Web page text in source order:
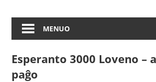
MENUO
Esperanto 3000 Loveno –
paĝo